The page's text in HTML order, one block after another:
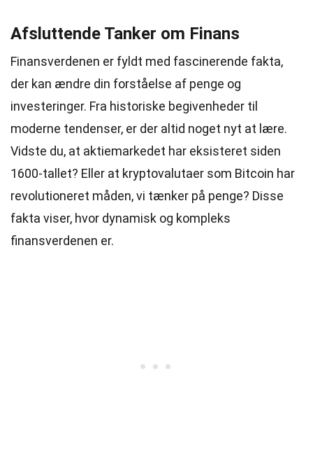
Afsluttende Tanker om Finans
Finansverdenen er fyldt med fascinerende fakta,
der kan ændre din forståelse af penge og
investeringer. Fra historiske begivenheder til
moderne tendenser, er der altid noget nyt at lære.
Vidste du, at aktiemarkedet har eksisteret siden
1600-tallet? Eller at kryptovalutaer som Bitcoin har
revolutioneret måden, vi tænker på penge? Disse
fakta viser, hvor dynamisk og kompleks
finansverdenen er.